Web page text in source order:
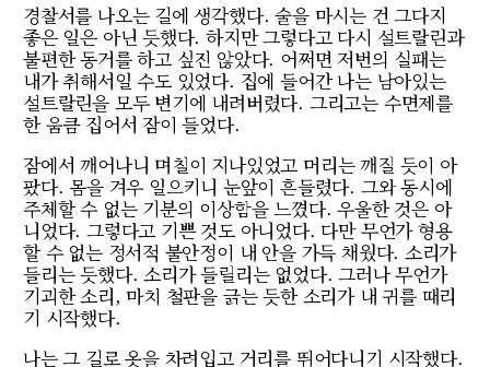
경찰서를 나오는 길에 생각했다. 술을 마시는 건 그다지
좋은 일은 아닌 듯했다. 하지만 그렇다고 다시 설트랄린과
불편한 동거를 하고 싶진 않았다. 어쩌면 저번의 실패는
내가 취해서일 수도 있었다. 집에 들어간 나는 남아있는
설트랄린을 모두 변기에 내려버렸다. 그리고는 수면제를
한 움큼 집어서 잠이 들었다.
잠에서 깨어나니 며칠이 지나있었고 머리는 깨질 듯이 아
팠다. 몸을 겨우 일으키니 눈앞이 흔들렸다. 그와 동시에
주체할 수 없는 기분의 이상함을 느꼈다. 우울한 것은 아
니었다. 그렇다고 기쁜 것도 아니었다. 다만 무언가 형용
할 수 없는 정서적 불안정이 내 안을 가득 채웠다. 소리가
들리는 듯했다. 소리가 들릴리는 없었다. 그러나 무언가
기괴한 소리, 마치 철판을 긁는 듯한 소리가 내 귀를 때리
기 시작했다.
나는 그 길로 옷을 차려입고 거리를 뛰어다니기 시작했다.